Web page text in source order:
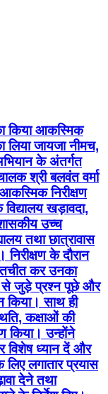
किया आकस्मिक
लिया जायजा नीमच,
के अंतर्गत
श्री बलवंत वर्मा
निरीक्षण
खड़ावदा,
शासकीय उच्च
तथा छात्रावास
के दौरान
कर उनका
से जुड़े प्रश्न पूछे और
किया। साथ ही
कक्षाओं की
किया। उन्होंने
विशेष ध्यान दें और
लगातार प्रयास
देने तथा